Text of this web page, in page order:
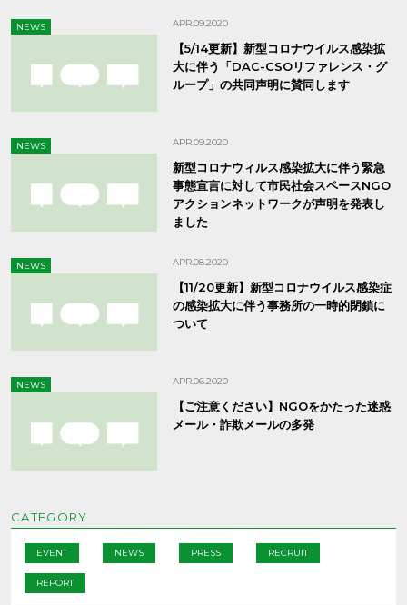
NEWS APR.09.2020
【5/14更新】新型コロナウイルス感染拡
大に伴う「DAC-CSOリファレンス・グ
ループ」の共同声明に賛同します
NEWS APR.09.2020
新型コロナウィルス感染拡大に伴う緊急
事態宣言に対して市民社会スペースNGO
アクションネットワークが声明を発表し
ました
NEWS APR.08.2020
【11/20更新】新型コロナウイルス感染症
の感染拡大に伴う事務所の一時的閉鎖に
ついて
NEWS APR.06.2020
【ご注意ください】NGOをかたった迷惑
メール・詐欺メールの多発
CATEGORY
EVENT NEWS PRESS RECRUIT
REPORT